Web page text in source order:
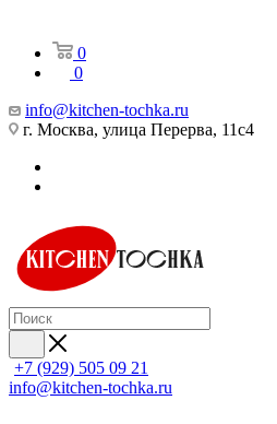
0
0
info@kitchen-tochka.ru
г. Москва, улица Перерва, 11с4
+7 (929) 505 09 21
info@kitchen-tochka.ru